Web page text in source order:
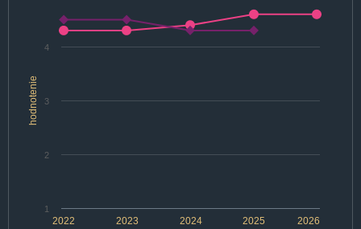
hodnotenie
2022 2024 2026
2023 2025
1
2
3
4